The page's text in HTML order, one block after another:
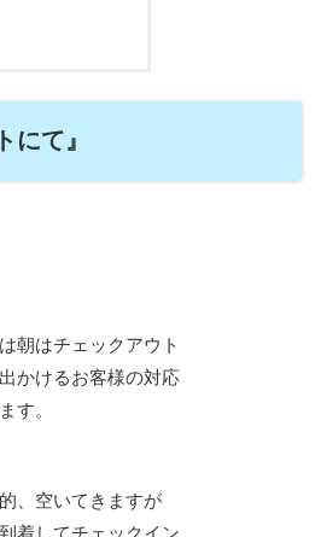
にて』
朝はチェックアウト
かけるお客様の対応
す。
、空いてきますが
着してチェックイン